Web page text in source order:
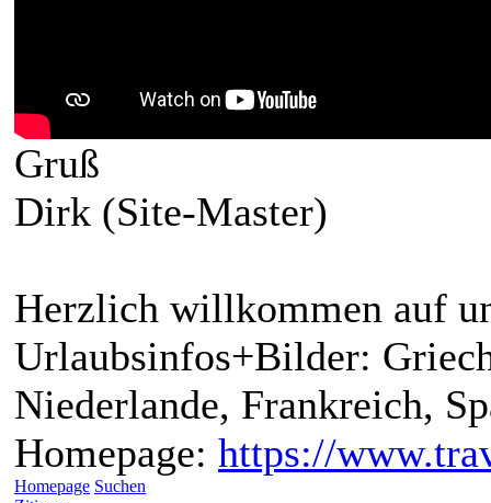
Gruß
Dirk (Site-Master)
Herzlich willkommen auf
Urlaubsinfos+Bilder:
Niederlande, Frankreich,
Homepage: https://
Homepage Suchen